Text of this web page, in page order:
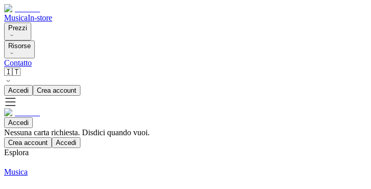
MusicaIn-store
Prezzi
Risorse
Contatto
🇮🇹
Accedi Crea account
Accedi
Nessuna carta richiesta. Disdici quando vuoi.
Crea account Accedi
Esplora
Musica